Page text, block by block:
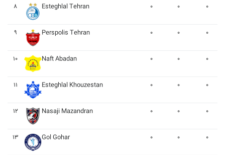
۸ Esteghlal Tehran ۰ ۰ ۰
۹ Perspolis Tehran ۰ ۰ ۰
۱۰ Naft Abadan ۰ ۰ ۰
۱۱ Esteghlal Khouzestan ۰ ۰ ۰
۱۲ Nasaji Mazandran ۰ ۰ ۰
۱۳ Gol Gohar ۰ ۰ ۰